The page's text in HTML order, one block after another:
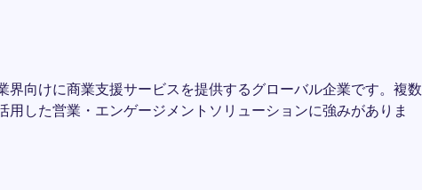
界向けに商業支援サービスを提供するグローバル企業です。複数
用した営業・エンゲージメントソリューションに強みがありま